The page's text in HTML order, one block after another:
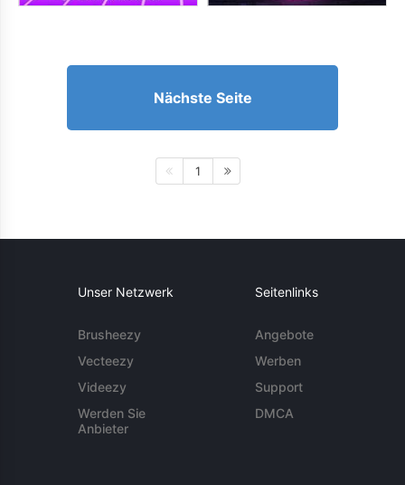
Nächste Seite
1
Unser Netzwerk
Brusheezy
Vecteezy
Videezy
Werden Sie
Anbieter
Seitenlinks
Angebote
Werben
Support
DMCA